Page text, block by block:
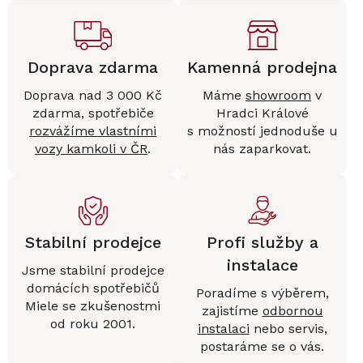
Doprava zdarma
Doprava nad 3 000 Kč
zdarma, spotřebiče
rozvážíme vlastními
vozy kamkoli v ČR.
Kamenná prodejna
Máme showroom v
Hradci Králové
s možností jednoduše u
nás zaparkovat.
Stabilní prodejce
Jsme stabilní prodejce
domácích spotřebičů
Miele se zkušenostmi
od roku 2001.
Profi služby a
instalace
Poradíme s výběrem,
zajistíme odbornou
instalaci nebo servis,
postaráme se o vás.